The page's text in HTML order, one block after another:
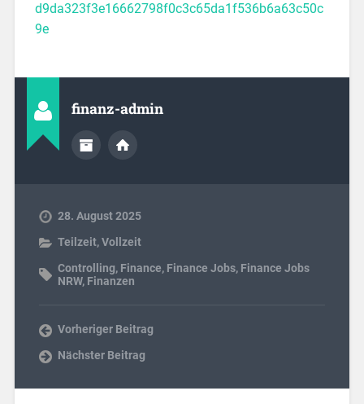
d9da323f3e16662798f0c3c65da1f536b6a63c50c
9e
finanz-admin
28. August 2025
Teilzeit,Vollzeit
Controlling, Finance, Finance Jobs, Finance Jobs
NRW, Finanzen
Vorheriger Beitrag
Nächster Beitrag